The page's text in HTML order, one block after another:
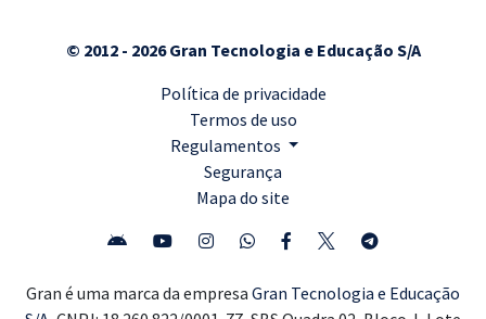
© 2012 - 2026 Gran Tecnologia e Educação S/A
Política de privacidade
Termos de uso
Regulamentos
Segurança
Mapa do site
Gran é uma marca da empresa Gran Tecnologia e Educação